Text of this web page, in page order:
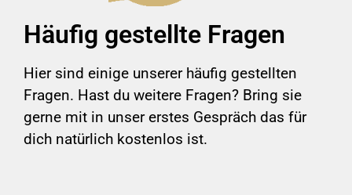
Häufig gestellte Fragen
Hier sind einige unserer häufig gestellten
Fragen. Hast du weitere Fragen? Bring sie
gerne mit in unser erstes Gespräch das für
dich natürlich kostenlos ist.